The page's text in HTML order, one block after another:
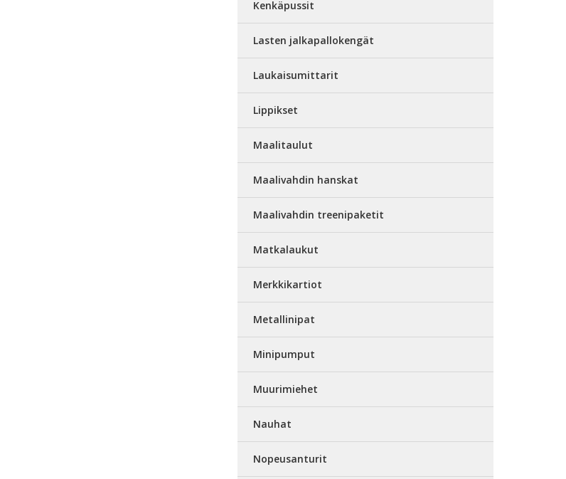
Kenkäpussit
Lasten jalkapallokengät
Laukaisumittarit
Lippikset
Maalitaulut
Maalivahdin hanskat
Maalivahdin treenipaketit
Matkalaukut
Merkkikartiot
Metallinipat
Minipumput
Muurimiehet
Nauhat
Nopeusanturit